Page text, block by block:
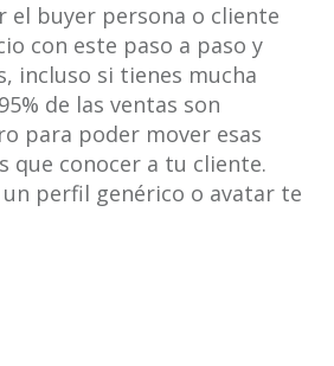
el buyer persona o cliente
con este paso a paso y
incluso si tienes mucha
de las ventas son
para poder mover esas
que conocer a tu cliente.
perfil genérico o avatar te